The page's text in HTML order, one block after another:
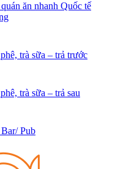
ăn nhanh Quốc tế
trà sữa – trả trước
trà sữa – trả sau
Pub